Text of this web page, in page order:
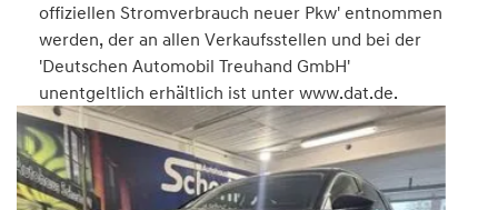
offiziellen Stromverbrauch neuer Pkw' entnommen
werden, der an allen Verkaufsstellen und bei der
'Deutschen Automobil Treuhand GmbH'
unentgeltlich erhältlich ist unter www.dat.de.